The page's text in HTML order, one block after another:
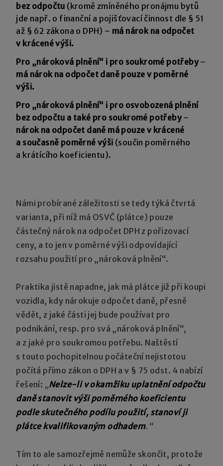
bez odpočtu (kromě zmíněného pronájmu bytů
jde např. o finanční a pojišťovací činnost dle § 51
až § 62 zákona o DPH) – má nárok na odpočet
v krácené výši.
Pro „nároková plnění“ i pro soukromé potřeby–
má nárok na odpočet daně pouze v poměrné
výši.
Pro „nároková plnění“ i pro osvobozená plnění
bez odpočtu a také pro soukromé potřeby–
nárok na odpočet daně má pouze v krácené
a současně poměrné výši (součin poměrného
a krátícího koeficientu).
Námi probírané záležitosti se tedy týká čtvrtá
varianta, při níž má OSVČ (plátce) pouze
částečný nárok na odpočet DPH z pořizovací
ceny, a to jen v poměrné výši odpovídající
rozsahu použití pro „nároková plnění“.
Praktika jistě napadne, jak má plátce již při koupi
vozidla, kdy nárokuje odpočet daně, přesně
vědět, z jaké části jej bude používat pro
podnikání, resp. pro svá „nároková plnění“,
a z jaké pro soukromou potřebu. Naštěstí
s touto pochopitelnou počáteční nejistotou
počítá přímo zákon o DPH a v § 75 odst. 4 nabízí
řešení: „Nelze-li v okamžiku uplatnění odpočtu
daně stanovit výši poměrného koeficientu
podle skutečného podílu použití, stanoví ji
plátce kvalifikovaným odhadem.“
Tím to ale samozřejmě nemůže skončit, protože